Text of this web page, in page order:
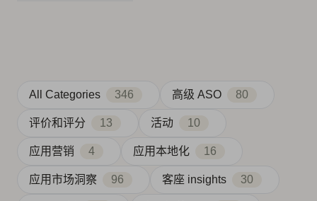
All Categories 346 高级 ASO 80
评价和评分 13 活动 10
应用营销 4 应用本地化 16
应用市场洞察 96 客座 insights 30